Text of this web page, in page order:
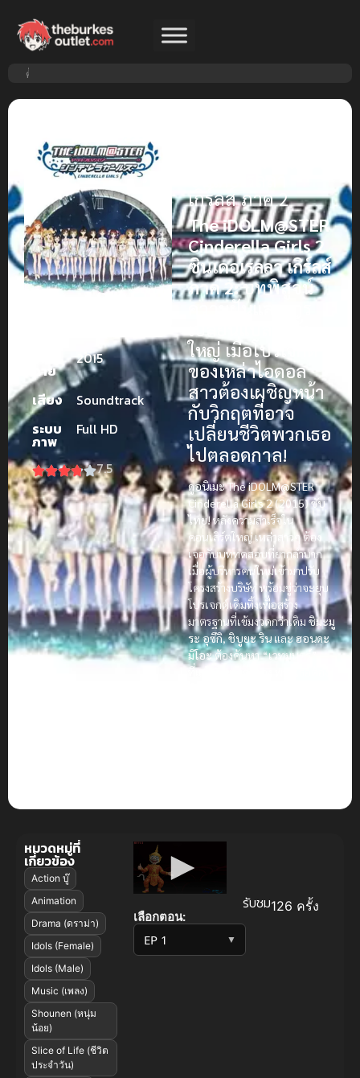
ฉาย
2015
เสียง
Soundtrack
ระบบ
ภาพ
Full HD
7.5
เกิร์ลส์ ภาค 2
The iDOLM@STER
Cinderella Girls 2
ซินเดอเรลลา เกิร์ลส์
ภาค 2:บทพิสูจน์
ความฝันและการ
ใหญ่ เมื่อโปรเจกต์
ของเหล่าไอดอล
สาวต้องเผชิญหน้า
กับวิกฤตที่อาจ
เปลี่ยนชีวิตพวกเธอ
ไปตลอดกาล!
ดูอนิเมะ The iDOLM@STER
Cinderella Girls 2 (2015) ซับ
ไทย!หลังความสำเร็จใน
คอนเสิร์ตใหญ่ เหล่าสาวๆ ต้อง
เจอกับบททดสอบที่ยากลำบาก
เมื่อผู้บริหารคนใหม่เข้ามาปรับ
โครงสร้างบริษัท พร้อมขู่ว่าจะยุบ
โปรเจกต์เดิมทิ้งเพื่อสร้าง
มาตรฐานที่เข้มงวดกว่าเดิม ชิมะมู
ระ อุซึกิ,ชิบูยะ รินและฮอนดะ
มิโอะต้องค้นหา “เวทมนตร์”
ที่แท้จริงของตนเอง พวกเธอต้อง
เลือกตอน:
▼
รับชม126 ครั้ง
หมวดหมู่ที่
เกี่ยวข้อง
Action บู๊
Animation
Drama (ดราม่า)
Idols (Female)
Idols (Male)
Music (เพลง)
Shounen (หนุ่ม
น้อย)
Slice of Life (ชีวิต
ประจำวัน)